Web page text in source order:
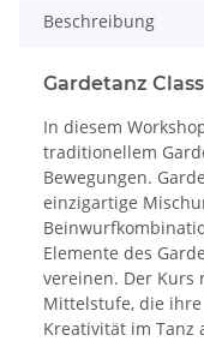
Beschreibung
Gardetanz
In diesem
traditionellem
Bewegungen.
einzigartige
Elemente des
vereinen. Der
Mittelstufe, die
Kreativität im Tanz